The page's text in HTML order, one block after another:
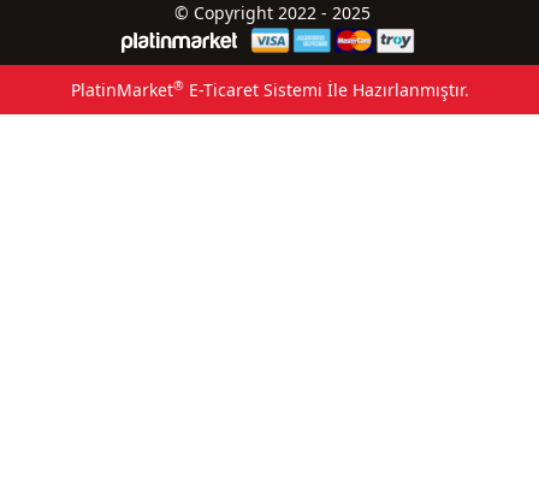
© Copyright 2022 - 2025
PlatinMarket®E-Ticaret Sistemi İle Hazırlanmıştır.